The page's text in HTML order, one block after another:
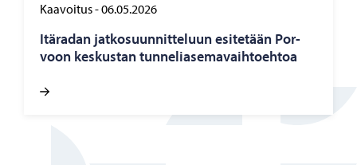
Kaavoitus-06.05.2026
Itä­ra­dan jat­ko­suun­nit­te­luun esi­te­tään Por­
voon kes­kus­tan tun­ne­lia­se­ma­vaih­toeh­toa